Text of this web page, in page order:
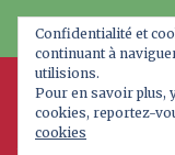
A PROPOS
Confidentialité et
continuant à
utilisions.
Pour en savoir plus,
cookies, reportez-
cookies